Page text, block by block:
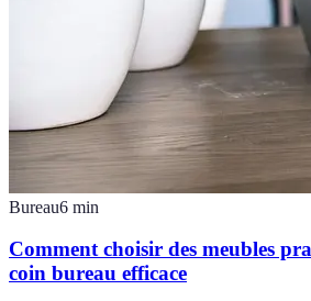
Bureau6 min
Comment choisir des meubles
coin bureau efficace